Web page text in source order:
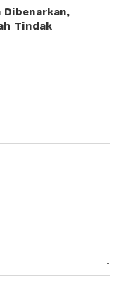
Tindak